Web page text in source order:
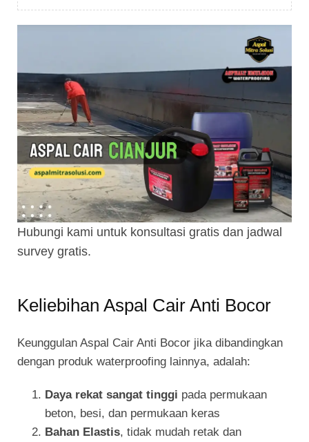
Hubungi kami untuk konsultasi gratis dan jadwal
survey gratis.
Keliebihan Aspal Cair Anti Bocor
Keunggulan Aspal Cair Anti Bocor jika dibandingkan
dengan produk waterproofing lainnya, adalah:
Daya rekat sangat tinggi pada permukaan
beton, besi, dan permukaan keras
Bahan Elastis, tidak mudah retak dan